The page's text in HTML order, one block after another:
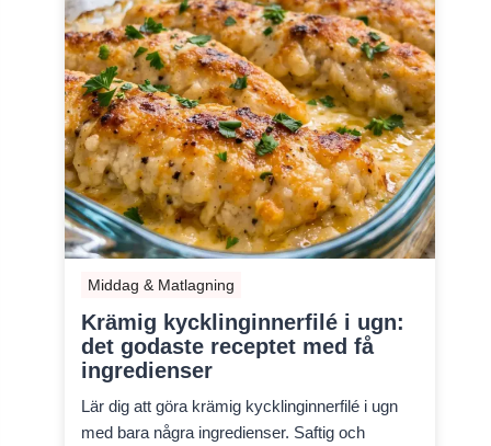
Middag & Matlagning
Krämig kycklinginnerfilé i ugn:
det godaste receptet med få
ingredienser
Lär dig att göra krämig kycklinginnerfilé i ugn
med bara några ingredienser. Saftig och